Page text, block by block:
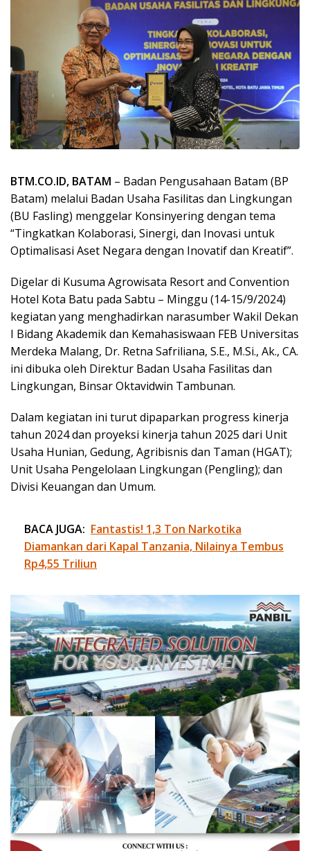
BTM.CO.ID, BATAM – Badan Pengusahaan Batam (BP
Batam) melalui Badan Usaha Fasilitas dan Lingkungan
(BU Fasling) menggelar Konsinyering dengan tema
“Tingkatkan Kolaborasi, Sinergi, dan Inovasi untuk
Optimalisasi Aset Negara dengan Inovatif dan Kreatif”.
Digelar di Kusuma Agrowisata Resort and Convention
Hotel Kota Batu pada Sabtu – Minggu (14-15/9/2024)
kegiatan yang menghadirkan narasumber Wakil Dekan
I Bidang Akademik dan Kemahasiswaan FEB Universitas
Merdeka Malang, Dr. Retna Safriliana, S.E., M.Si., Ak., CA.
ini dibuka oleh Direktur Badan Usaha Fasilitas dan
Lingkungan, Binsar Oktavidwin Tambunan.
Dalam kegiatan ini turut dipaparkan progress kinerja
tahun 2024 dan proyeksi kinerja tahun 2025 dari Unit
Usaha Hunian, Gedung, Agribisnis dan Taman (HGAT);
Unit Usaha Pengelolaan Lingkungan (Pengling); dan
Divisi Keuangan dan Umum.
BACA JUGA: Fantastis! 1,3 Ton Narkotika
Diamankan dari Kapal Tanzania, Nilainya Tembus
Rp4,55 Triliun